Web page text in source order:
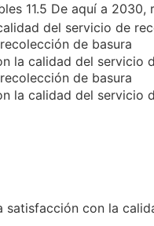
11.5 De aquí a
del servicio de
de basura
la calidad del servicio
de basura
la calidad del servicio
con la